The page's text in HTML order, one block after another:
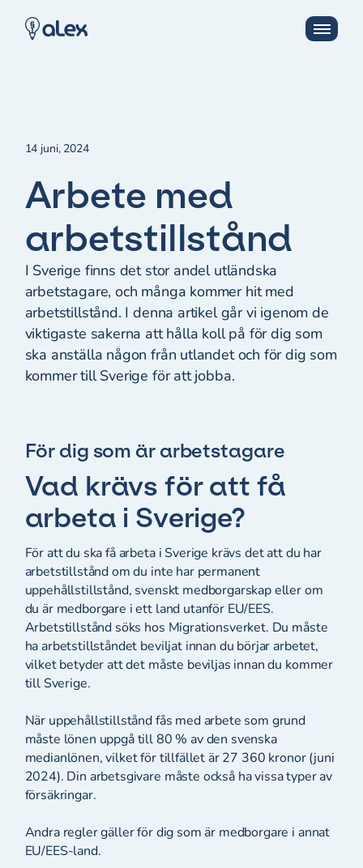
14 juni, 2024
Arbete med
arbetstillstånd
I Sverige finns det stor andel utländska
arbetstagare, och många kommer hit med
arbetstillstånd. I denna artikel går vi igenom de
viktigaste sakerna att hålla koll på för dig som
ska anställa någon från utlandet och för dig som
kommer till Sverige för att jobba.
För dig som är arbetstagare
Vad krävs för att få
arbeta i Sverige?
För att du ska få arbeta i Sverige krävs det att du har
arbetstillstånd om du inte har permanent
uppehållstillstånd, svenskt medborgarskap eller om
du är medborgare i ett land utanför EU/EES.
Arbetstillstånd söks hos Migrationsverket. Du måste
ha arbetstillståndet beviljat innan du börjar arbetet,
vilket betyder att det måste beviljas innan du kommer
till Sverige.
När uppehållstillstånd fås med arbete som grund
måste lönen uppgå till 80 % av den svenska
medianlönen, vilket för tillfället är 27 360 kronor (juni
2024). Din arbetsgivare måste också ha vissa typer av
försäkringar.
Andra regler gäller för dig som är medborgare i annat
EU/EES-land.